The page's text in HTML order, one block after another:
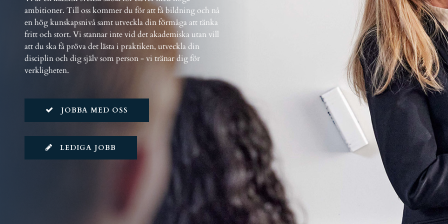
ambitioner. Till oss kommer du för att få bildning och nå
en hög kunskapsnivå samt utveckla din förmåga att tänka
fritt och stort. Vi stannar inte vid det akademiska utan vill
att du ska få pröva det lästa i praktiken, utveckla din
disciplin och dig själv som person - vi tränar dig för
verkligheten.
JOBBA MED OSS
LEDIGA JOBB